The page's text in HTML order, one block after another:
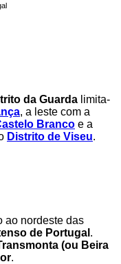
da Guarda limita-
, a leste com a
Branco e a
Distrito de Viseu.
ao nordeste das
de Portugal .
(ou Beira
.